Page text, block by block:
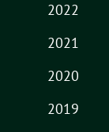
2022
2021
2020
2019